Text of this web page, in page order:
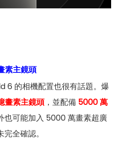
素主鏡頭
6 的相機配置也很有話題。爆
畫素主鏡頭 ，並配備 5000 萬
也可能加入 5000 萬畫素超廣
全確認。